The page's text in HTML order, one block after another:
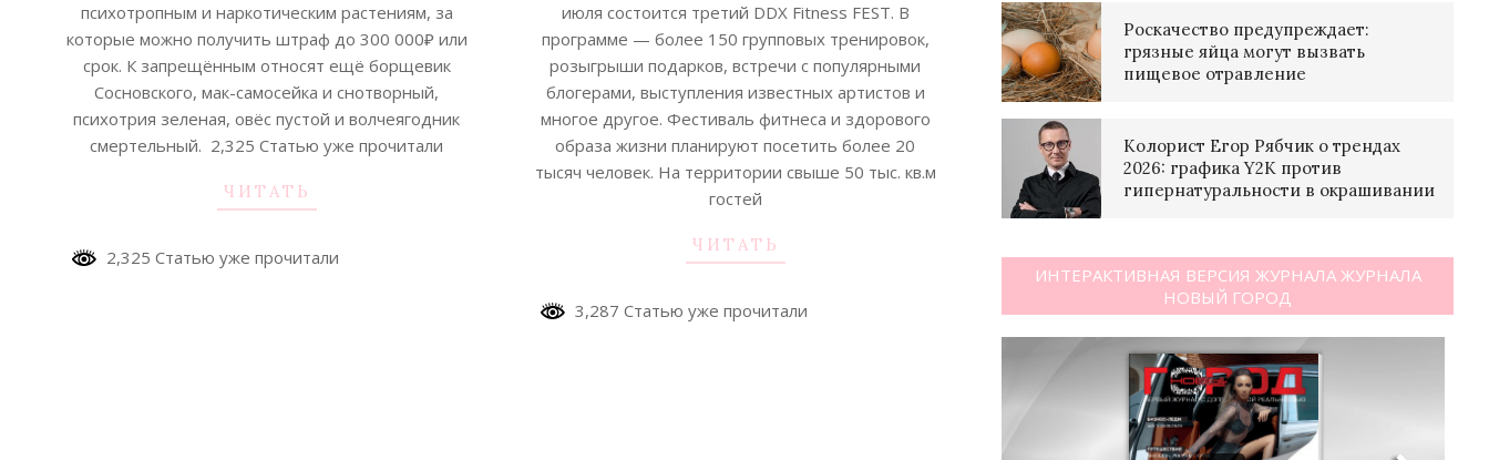
психотропным и наркотическим растениям, за
которые можно получить штраф до 300 000₽ или
срок. К запрещённым относят ещё борщевик
Сосновского, мак-самосейка и снотворный,
психотрия зеленая, овёс пустой и волчеягодник
смертельный. 2,325 Статью уже прочитали
ЧИТАТЬ
2,325 Статью уже прочитали
июля состоится третий DDX Fitness FEST. В
программе — более 150 групповых тренировок,
розыгрыши подарков, встречи с популярными
блогерами, выступления известных артистов и
многое другое. Фестиваль фитнеса и здорового
образа жизни планируют посетить более 20
тысяч человек. На территории свыше 50 тыс. кв.м
гостей
ЧИТАТЬ
3,287 Статью уже прочитали
Роскачество предупреждает:
грязные яйца могут вызвать
пищевое отравление
Колорист Егор Рябчик о трендах
2026: графика Y2K против
гипернатуральности в окрашивании
ИНТЕРАКТИВНАЯ ВЕРСИЯ ЖУРНАЛА ЖУРНАЛА
НОВЫЙ ГОРОД